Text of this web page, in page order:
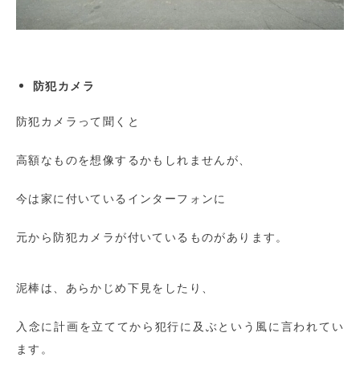
防犯カメラ
防犯カメラって聞くと
高額なものを想像するかもしれませんが、
今は家に付いているインターフォンに
元から防犯カメラが付いているものがあります。
泥棒は、あらかじめ下見をしたり、
入念に計画を立ててから犯行に及ぶという風に言われてい
ます。